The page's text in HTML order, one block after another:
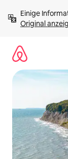
Inhalten
springenOriginal